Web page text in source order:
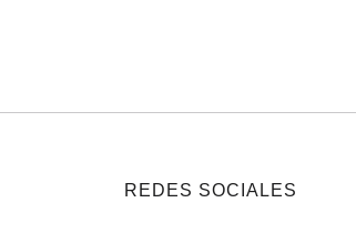
REDES SOCIALES